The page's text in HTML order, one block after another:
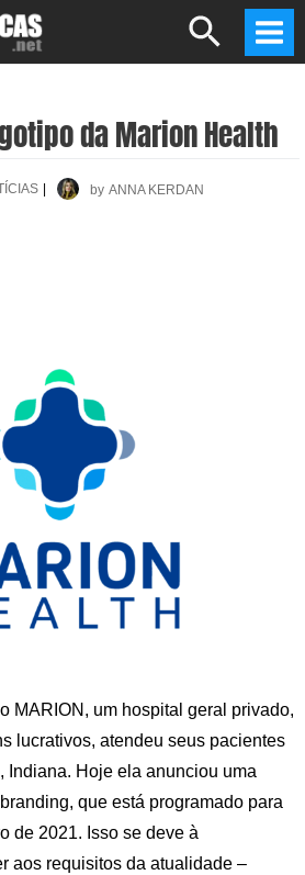
Search
da Marion Health
by ANNA KERDAN
MARION, um hospital geral privado,
lucrativos, atendeu seus pacientes
Indiana. Hoje ela anunciou uma
que está programado para
de 2021. Isso se deve à
aos requisitos da atualidade –